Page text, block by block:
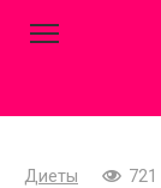
Диеты 721